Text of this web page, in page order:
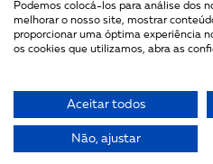
Mapa
Termos
Podemos colocá-los para análise dos
melhorar o nosso site, mostrar
proporcionar uma óptima experiência
os cookies que utilizamos, abra as
Aceitar todos
Não, ajustar